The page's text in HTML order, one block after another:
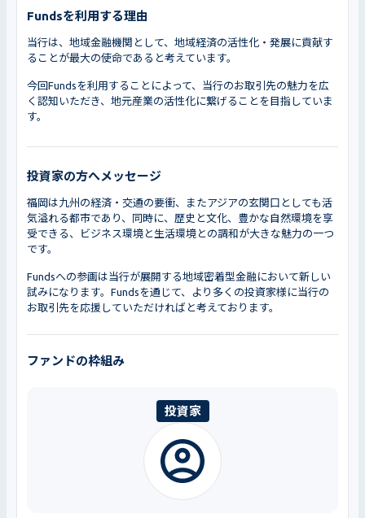
Fundsを利用する理由
当行は、地域金融機関として、地域経済の活性化・発展に貢献す
ることが最大の使命であると考えています。
今回Fundsを利用することによって、当行のお取引先の魅力を広
く認知いただき、地元産業の活性化に繋げることを目指していま
す。
投資家の方へメッセージ
福岡は九州の経済・交通の要衝、またアジアの玄関口としても活
気溢れる都市であり、同時に、歴史と文化、豊かな自然環境を享
受できる、ビジネス環境と生活環境との調和が大きな魅力の一つ
です。
Fundsへの参画は当行が展開する地域密着型金融において新しい
試みになります。Fundsを通じて、より多くの投資家様に当行の
お取引先を応援していただければと考えております。
ファンドの枠組み
投資家